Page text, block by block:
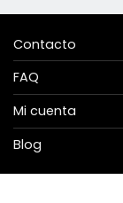
Contacto
FAQ
Mi cuenta
Blog